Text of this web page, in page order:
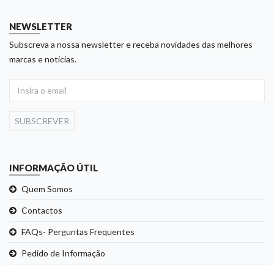
NEWSLETTER
Subscreva a nossa newsletter e receba novidades das melhores
marcas e noticias.
SUBSCREVER
INFORMAÇÃO ÚTIL
Quem Somos
Contactos
FAQs- Perguntas Frequentes
Pedido de Informação